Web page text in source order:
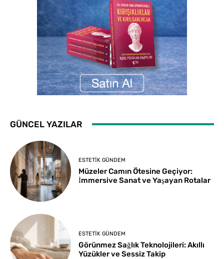
GÜNCEL YAZILAR
ESTETIK GÜNDEM
Müzeler Camın Ötesine Geçiyor:
İmmersive Sanat ve Yaşayan Rotalar
ESTETIK GÜNDEM
Görünmez Sağlık Teknolojileri: Akıllı
Yüzükler ve Sessiz Takip